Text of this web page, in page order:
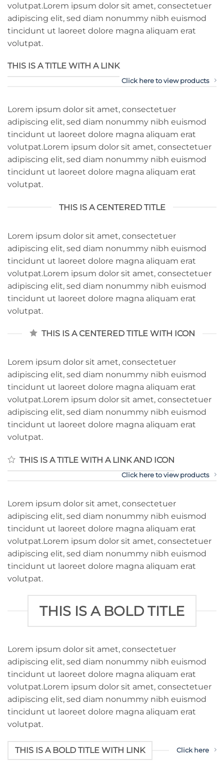
volutpat.Lorem ipsum dolor sit amet, consectetuer
adipiscing elit, sed diam nonummy nibh euismod
tincidunt ut laoreet dolore magna aliquam erat
volutpat.
THIS IS A TITLE WITH A LINK
Click here to view products
Lorem ipsum dolor sit amet, consectetuer
adipiscing elit, sed diam nonummy nibh euismod
tincidunt ut laoreet dolore magna aliquam erat
volutpat.Lorem ipsum dolor sit amet, consectetuer
adipiscing elit, sed diam nonummy nibh euismod
tincidunt ut laoreet dolore magna aliquam erat
volutpat.
THIS IS A CENTERED TITLE
Lorem ipsum dolor sit amet, consectetuer
adipiscing elit, sed diam nonummy nibh euismod
tincidunt ut laoreet dolore magna aliquam erat
volutpat.Lorem ipsum dolor sit amet, consectetuer
adipiscing elit, sed diam nonummy nibh euismod
tincidunt ut laoreet dolore magna aliquam erat
volutpat.
THIS IS A CENTERED TITLE WITH ICON
Lorem ipsum dolor sit amet, consectetuer
adipiscing elit, sed diam nonummy nibh euismod
tincidunt ut laoreet dolore magna aliquam erat
volutpat.Lorem ipsum dolor sit amet, consectetuer
adipiscing elit, sed diam nonummy nibh euismod
tincidunt ut laoreet dolore magna aliquam erat
volutpat.
THIS IS A TITLE WITH A LINK AND ICON
Click here to view products
Lorem ipsum dolor sit amet, consectetuer
adipiscing elit, sed diam nonummy nibh euismod
tincidunt ut laoreet dolore magna aliquam erat
volutpat.Lorem ipsum dolor sit amet, consectetuer
adipiscing elit, sed diam nonummy nibh euismod
tincidunt ut laoreet dolore magna aliquam erat
volutpat.
THIS IS A BOLD TITLE
Lorem ipsum dolor sit amet, consectetuer
adipiscing elit, sed diam nonummy nibh euismod
tincidunt ut laoreet dolore magna aliquam erat
volutpat.Lorem ipsum dolor sit amet, consectetuer
adipiscing elit, sed diam nonummy nibh euismod
tincidunt ut laoreet dolore magna aliquam erat
volutpat.
THIS IS A BOLD TITLE WITH LINK Click here